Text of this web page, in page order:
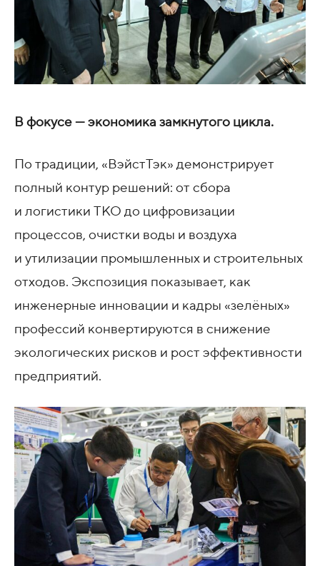
В фокусе — экономика замкнутого цикла.
По традиции, «ВэйстТэк» демонстрирует
полный контур решений: от сбора
и логистики ТКО до цифровизации
процессов, очистки воды и воздуха
и утилизации промышленных и строительных
отходов. Экспозиция показывает, как
инженерные инновации и кадры «зелёных»
профессий конвертируются в снижение
экологических рисков и рост эффективности
предприятий.